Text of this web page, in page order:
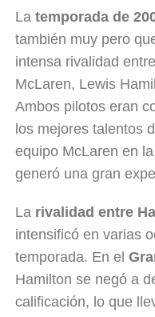
La temporada de
también muy pero
intensa rivalidad
McLaren, Lewis
Ambos pilotos eran
los mejores talentos
equipo McLaren en
generó una gran
La rivalidad entre
intensificó en varias
temporada. En el
Hamilton se negó a
calificación, lo que